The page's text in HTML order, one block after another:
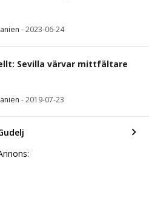
-2023-06-24
Sevilla värvar mittfältare
-2019-07-23